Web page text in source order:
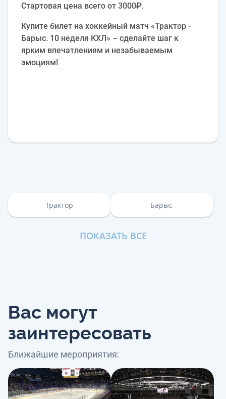
Стартовая цена всего от 3000₽.
Купите билет на хоккейный матч «Трактор -
Барыс. 10 неделя КХЛ» – сделайте шаг к
ярким впечатлениям и незабываемым
эмоциям!
Трактор Барыс
ПОКАЗАТЬ ВСЕ
Вас могут
заинтересовать
Ближайшие мероприятия: